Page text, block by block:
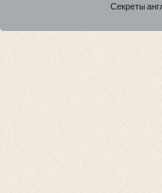
Секреты